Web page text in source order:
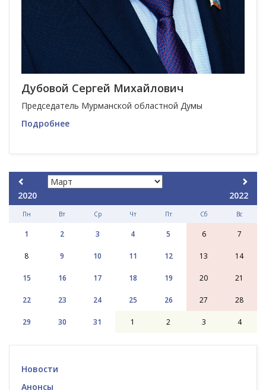
Дубовой Сергей Михайлович
Председатель Мурманской областной Думы
Подробнее
2020 2022
Пн Вт Ср Чт Пт Сб Вс
1 2 3 4 5 6 7
8 9 10 11 12 13 14
15 16 17 18 19 20 21
22 23 24 25 26 27 28
29 30 31 1 2 3 4
Новости
Анонсы